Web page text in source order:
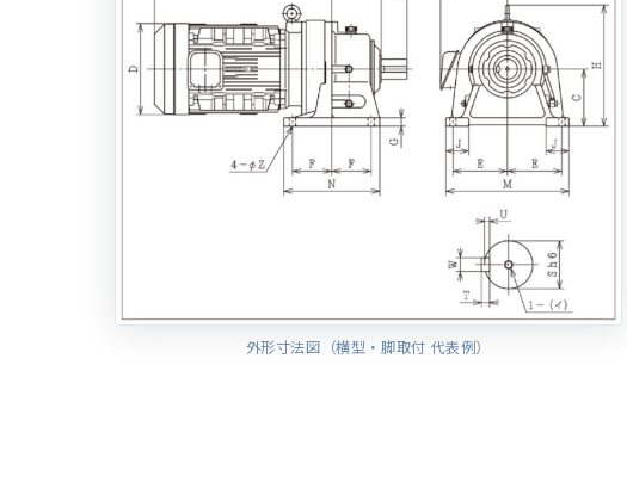
外形寸法図（横型・脚取付 代表例）